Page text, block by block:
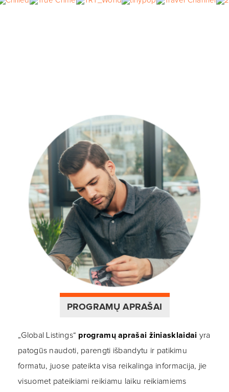
PROGRAMŲ APRAŠAI
„Global Listings“ programų aprašai žiniasklaidai yra
patogūs naudoti, parengti išbandytu ir patikimu
formatu, juose pateikta visa reikalinga informacija, jie
visuomet pateikiami reikiamu laiku reikiamiems